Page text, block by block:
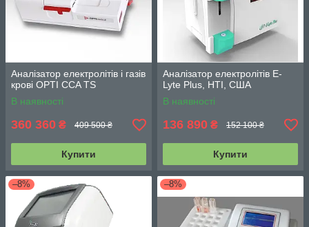
Аналізатор електролітів і газів
крові OPTI CCA TS
В наявності
360 360 ₴ 409 500 ₴
Купити
Аналізатор електролітів E-
Lyte Plus, HTI, США
В наявності
136 890 ₴ 152 100 ₴
Купити
–8% –8%